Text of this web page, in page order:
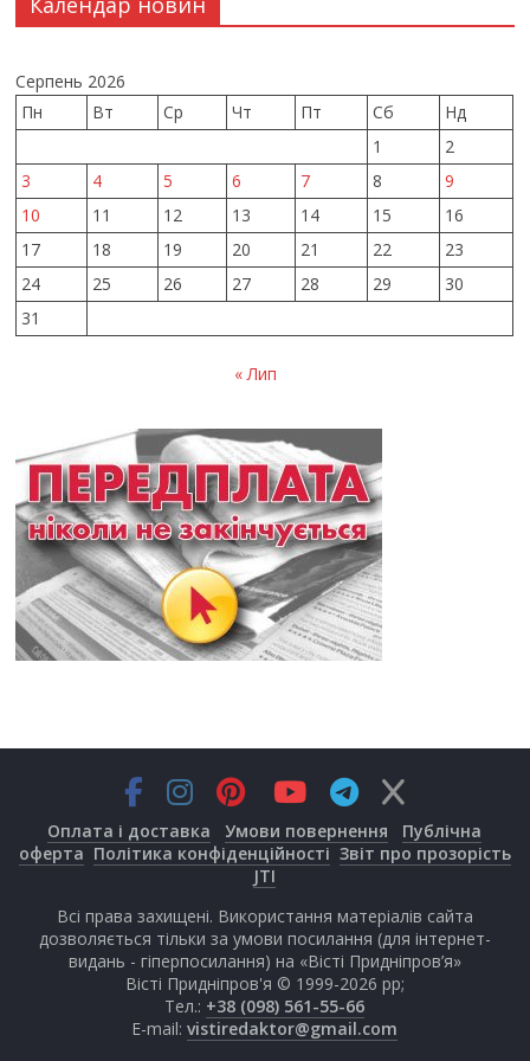
Серпень 2026
Пн
Вт Ср Чт Пт Сб
Нд
1
2
3
4 5 6 7 8
9
10
11 12 13 14 15
16
17
18 19 20 21 22
23
24
25 26 27 28 29
30
31
« Лип
Оплата і доставка Умови повернення
Публічна
оферта Політика конфіденційності Звіт про прозорість
JTI
Всі права захищені. Використання матеріалів сайта
дозволяється тільки за умови посилання (для інтернет-
видань - гіперпосилання) на «Вісті Придніпров’я»
Вісті Придніпров'я © 1999-2026 рр;
Тел.: +38 (098) 561-55-66
E-mail: vistiredaktor@gmail.com